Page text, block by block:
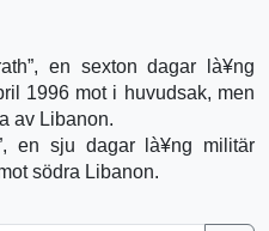
en sexton dagar là¥ng
1996 mot i huvudsak, men
av Libanon.
en sju dagar là¥ng militär
södra Libanon.